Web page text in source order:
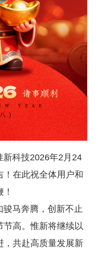
科技2026年2月24
！在此祝全体用户和
马奔腾，创新不止
节高。惟新将继续以
，共赴高质量发展新